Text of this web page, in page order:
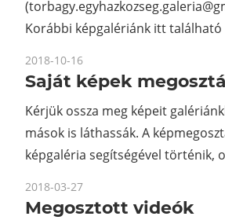
Korábbi képgalériánk itt található
2018-10-16
Saját képek
Kérjük ossza meg képeit
mások is láthassák. A
képgaléria segítségével történik,
2018-03-27
Megosztott videók